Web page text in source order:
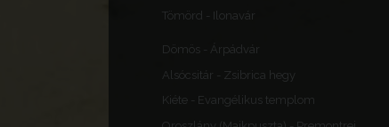
Tömörd - Ilonavár
Dömös - Árpádvár
Alsócsitár - Zsibrica hegy
Kiéte - Evangélikus templom